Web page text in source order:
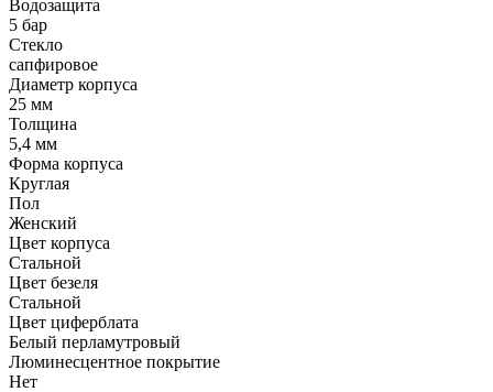
Водозащита
5 бар
Стекло
сапфировое
Диаметр корпуса
25 мм
Толщина
5,4 мм
Форма корпуса
Круглая
Пол
Женский
Цвет корпуса
Стальной
Цвет безеля
Стальной
Цвет циферблата
Белый перламутровый
Люминесцентное покрытие
Нет